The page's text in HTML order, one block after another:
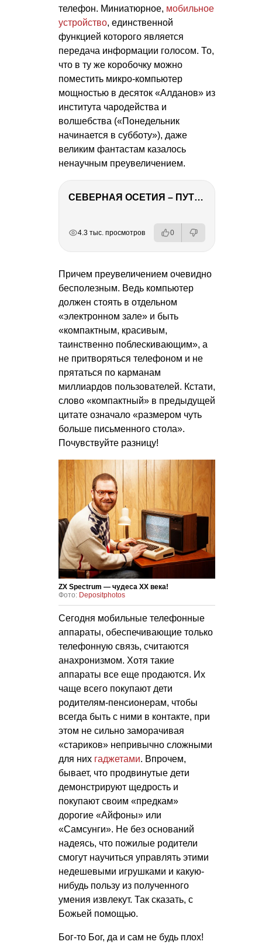
телефон. Миниатюрное, мобильное
устройство, единственной
функцией которого является
передача информации голосом. То,
что в ту же коробочку можно
поместить микро-компьютер
мощностью в десяток «Алданов» из
института чародейства и
волшебства («Понедельник
начинается в субботу»), даже
великим фантастам казалось
ненаучным преувеличением.
СЕВЕРНАЯ ОСЕТИЯ – ПУТЕШЕСТВИЕ НА КАВКАЗ часть 4
4.3 тыс. просмотров 0
Причем преувеличением очевидно
бесполезным. Ведь компьютер
должен стоять в отдельном
«электронном зале» и быть
«компактным, красивым,
таинственно поблескивающим», а
не притворяться телефоном и не
прятаться по карманам
миллиардов пользователей. Кстати,
слово «компактный» в предыдущей
цитате означало «размером чуть
больше письменного стола».
Почувствуйте разницу!
ZX Spectrum — чудеса ХХ века!
Фото: Depositphotos
Сегодня мобильные телефонные
аппараты, обеспечивающие только
телефонную связь, считаются
анахронизмом. Хотя такие
аппараты все еще продаются. Их
чаще всего покупают дети
родителям-пенсионерам, чтобы
всегда быть с ними в контакте, при
этом не сильно заморачивая
«стариков» непривычно сложными
для них гаджетами. Впрочем,
бывает, что продвинутые дети
демонстрируют щедрость и
покупают своим «предкам»
дорогие «Айфоны» или
«Самсунги». Не без оснований
надеясь, что пожилые родители
смогут научиться управлять этими
недешевыми игрушками и какую-
нибудь пользу из полученного
умения извлекут. Так сказать, с
Божьей помощью.
Бог-то Бог, да и сам не будь плох!